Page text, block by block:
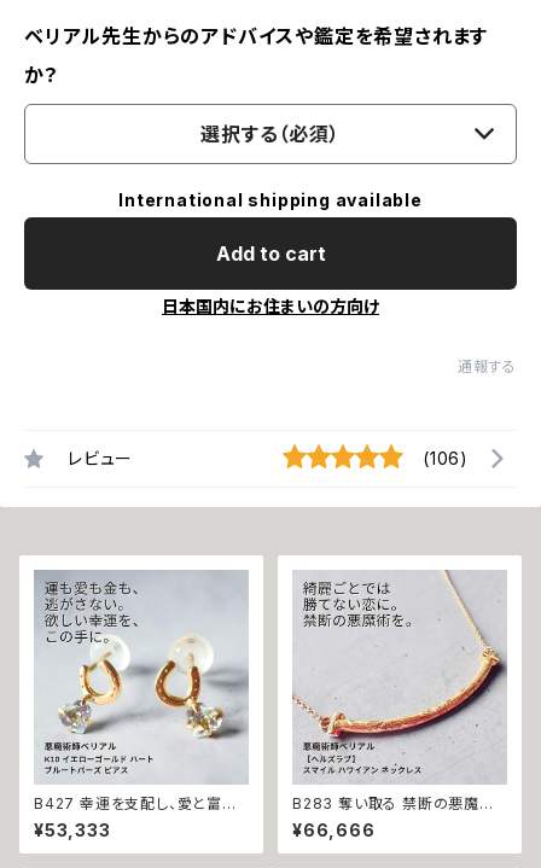
ベリアル先生からのアドバイスや鑑定を希望されます
か？
選択する（必須）
International shipping available
Add to cart
日本国内にお住まいの方向け
通報する
レビュー (106)
B427 幸運を支配し、愛と富を
引き寄せる 悪魔の馬蹄 K10 イ
エローゴールド ハート ブルート
パーズ ピアス 悪魔術師ベリアル
¥53,333
B283 奪い取る 禁断の悪魔術
恋の勝者になれる 縁切り【ヘル
ズラブ】スマイル ハワイアン ネ
ックレス ステンレス 悪魔術師
¥66,666